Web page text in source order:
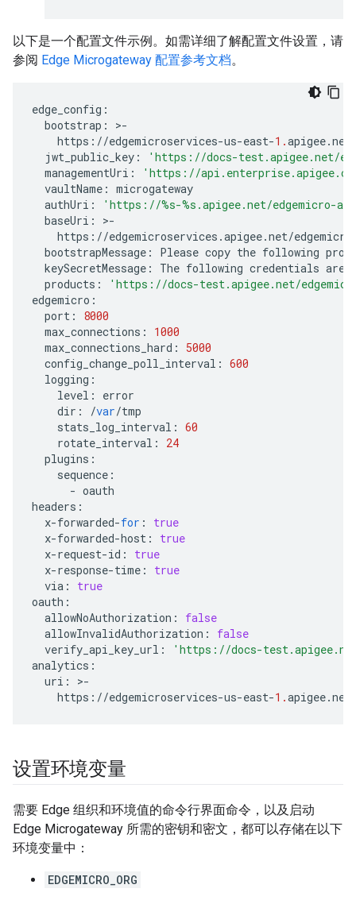
以下是一个配置文件示例。如需详细了解配置文件设置，请
参阅 Edge Microgateway 配置参考文档。
edge_config :
bootstrap : >-
https : //edgemicroservices-us-east-1.apigee.net
jwt_public_key :
'https://docs-test.apigee.net/
managementUri :
'https://
vaultName : microgateway
authUri : 'https://%s-%s .apigee.net/edgemicro-
baseUri : >-
https : //edgemicroservices .apigee.net/edgemicro
bootstrapMessage : Please copy the following
keySecretMessage : The following credentials are
products :
'https://docs-test.apigee.net/
edgemicro :
port :
8000
max_connections :
1000
max_connections_hard :
5000
config_change_poll_interval : 600
logging :
level :
error
dir : /var/tmp
stats_log_interval : 60
rotate_interval :
24
plugins :
sequence :
- oauth
headers :
x-forwarded-for :
true
x-forwarded-host :
true
x-request-id :
true
x-response-time :
true
via :
true
oauth :
allowNoAuthorization :
false
allowInvalidAuthorization :
false
verify_api_key_url :
'https://docs-
analytics :
uri : >-
https : //edgemicroservices-us-east-1.apigee.net
设置环境变量
需要 Edge 组织和环境值的命令行界面命令，以及启动
Edge Microgateway 所需的密钥和密文，都可以存储在以下
环境变量中：
EDGEMICRO_ORG